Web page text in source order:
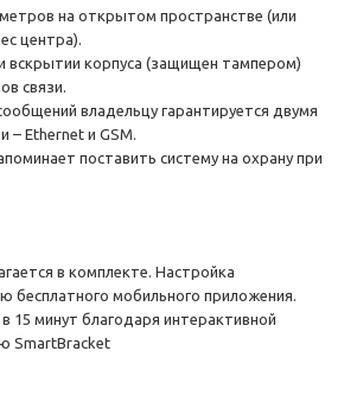
на открытом пространстве (или
центра).
вскрытии корпуса (защищен тампером)
связи.
владельцу гарантируется двумя
– Ethernet и GSM.
поставить систему на охрану при
в комплекте. Настройка
бесплатного мобильного приложения.
15 минут благодаря интерактивной
SmartBracket